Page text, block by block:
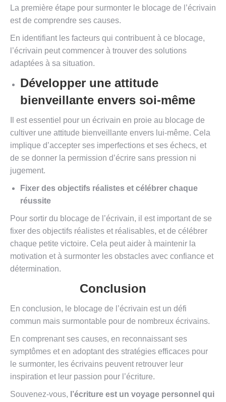
La première étape pour surmonter le blocage de l’écrivain
est de comprendre ses causes.
En identifiant les facteurs qui contribuent à ce blocage,
l’écrivain peut commencer à trouver des solutions
adaptées à sa situation.
Développer une attitude
bienveillante envers soi-même
Il est essentiel pour un écrivain en proie au blocage de
cultiver une attitude bienveillante envers lui-même. Cela
implique d’accepter ses imperfections et ses échecs, et
de se donner la permission d’écrire sans pression ni
jugement.
Fixer des objectifs réalistes et célébrer chaque
réussite
Pour sortir du blocage de l’écrivain, il est important de se
fixer des objectifs réalistes et réalisables, et de célébrer
chaque petite victoire. Cela peut aider à maintenir la
motivation et à surmonter les obstacles avec confiance et
détermination.
Conclusion
En conclusion, le blocage de l’écrivain est un défi
commun mais surmontable pour de nombreux écrivains.
En comprenant ses causes, en reconnaissant ses
symptômes et en adoptant des stratégies efficaces pour
le surmonter, les écrivains peuvent retrouver leur
inspiration et leur passion pour l’écriture.
Souvenez-vous, l’écriture est un voyage personnel qui